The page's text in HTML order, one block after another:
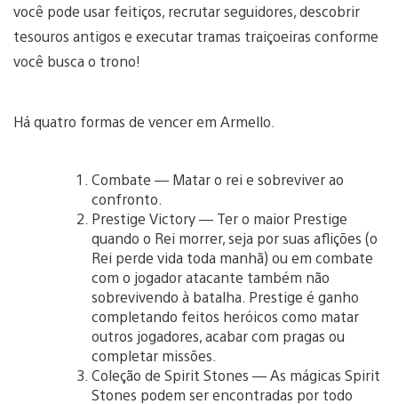
você pode usar feitiços, recrutar seguidores, descobrir
tesouros antigos e executar tramas traiçoeiras conforme
você busca o trono!
Há quatro formas de vencer em Armello.
Combate — Matar o rei e sobreviver ao
confronto.
Prestige Victory — Ter o maior Prestige
quando o Rei morrer, seja por suas aflições (o
Rei perde vida toda manhã) ou em combate
com o jogador atacante também não
sobrevivendo à batalha. Prestige é ganho
completando feitos heróicos como matar
outros jogadores, acabar com pragas ou
completar missões.
Coleção de Spirit Stones — As mágicas Spirit
Stones podem ser encontradas por todo